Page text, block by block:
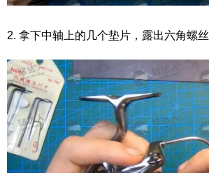
2. 拿下中轴上的几个垫片，露出六角螺丝